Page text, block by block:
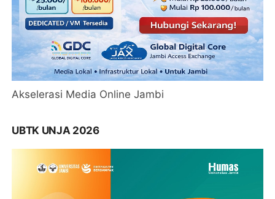
Akselerasi Media Online Jambi
UBTK UNJA 2026